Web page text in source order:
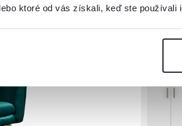
ktoré od vás získali, keď ste používali